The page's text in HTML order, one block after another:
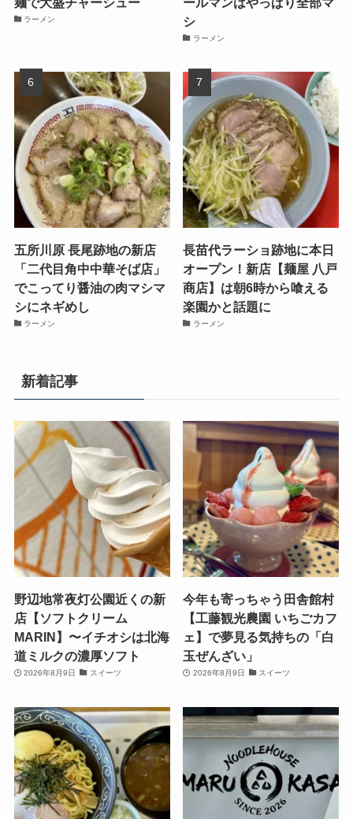
ラーメン
シ
ラーメン
五所川原 長尾跡地の新店
「二代目角中中華そば店」
でこってり醤油の肉マシマ
シにネギめし
ラーメン
長苗代ラーショ跡地に本日
オープン！新店【麺屋 八戸
商店】は朝6時から喰える
楽園かと話題に
ラーメン
新着記事
野辺地常夜灯公園近くの新
店【ソフトクリーム
MARIN】〜イチオシは北海
道ミルクの濃厚ソフト
2026年8月9日 スイーツ
今年も寄っちゃう田舎館村
【工藤観光農園 いちごカフ
ェ】で夢見る気持ちの「白
玉ぜんざい」
2026年8月9日 スイーツ